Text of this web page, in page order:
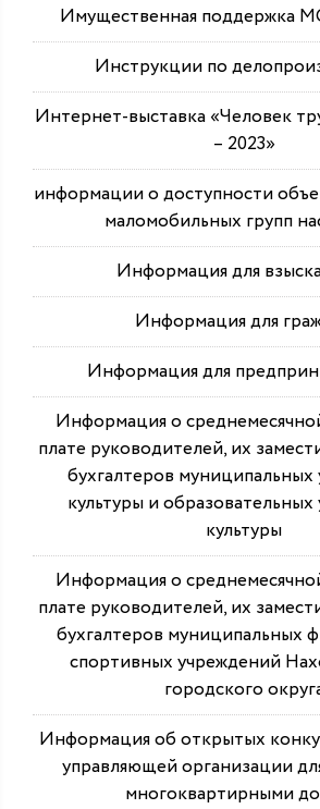
Имущественная поддержка
Инструкции по
Интернет-выставка «Человек
– 2023»
информации о доступности
маломобильных групп
Информация для
Информация для
Информация для
Информация о
плате руководителей, их
бухгалтеров
культуры и
культуры
Информация о
плате руководителей, их
бухгалтеров муниципальных
спортивных учреждений
городского
Информация об открытых
управляющей организации
многоквартирными